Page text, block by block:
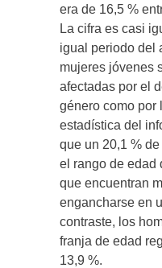
era de 16,5 %
La cifra es casi
igual periodo del
mujeres jóvenes
afectadas por el
género como por
estadística del
que un 20,1 %
el rango de edad
que encuentran
engancharse en
contraste, los
franja de edad
13,9 %.